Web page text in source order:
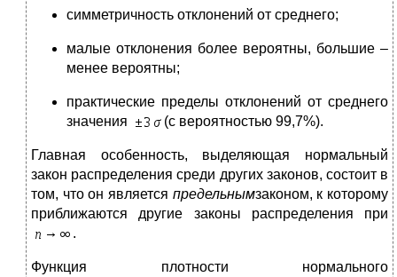
симметричность отклонений от среднего;
малые отклонения более вероятны, большие –
менее вероятны;
практические пределы отклонений от среднего
значения
(с вероятностью 99,7%).
Главная особенность, выделяющая нормальный
закон распределения среди других законов, состоит в
том, что он является предельнымзаконом, к которому
приближаются другие законы распределения при
.
Функция плотности нормального